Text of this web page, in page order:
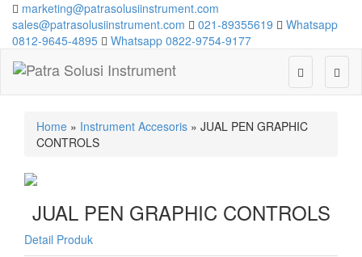
marketing@patrasolusiinstrument.com
sales@patrasolusiinstrument.com
021-89355619
Whatsapp
0812-9645-4895
Whatsapp 0822-9754-9177
Toggle
search
Home » Instrument Accesoris » JUAL PEN GRAPHIC
CONTROLS
JUAL PEN GRAPHIC CONTROLS
Detail Produk